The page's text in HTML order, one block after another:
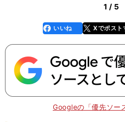
1 / 5
faceboo
k
いいね Xでポスト
Googleの「優先ソー